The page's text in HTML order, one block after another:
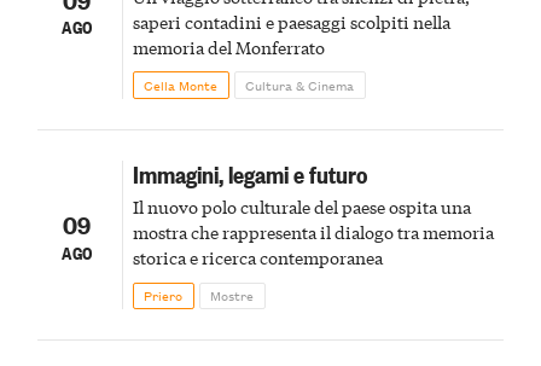
AGO
saperi contadini e paesaggi scolpiti nella
memoria del Monferrato
Cella Monte Cultura & Cinema
09
AGO
Immagini, legami e futuro
Il nuovo polo culturale del paese ospita una
mostra che rappresenta il dialogo tra memoria
storica e ricerca contemporanea
Priero Mostre